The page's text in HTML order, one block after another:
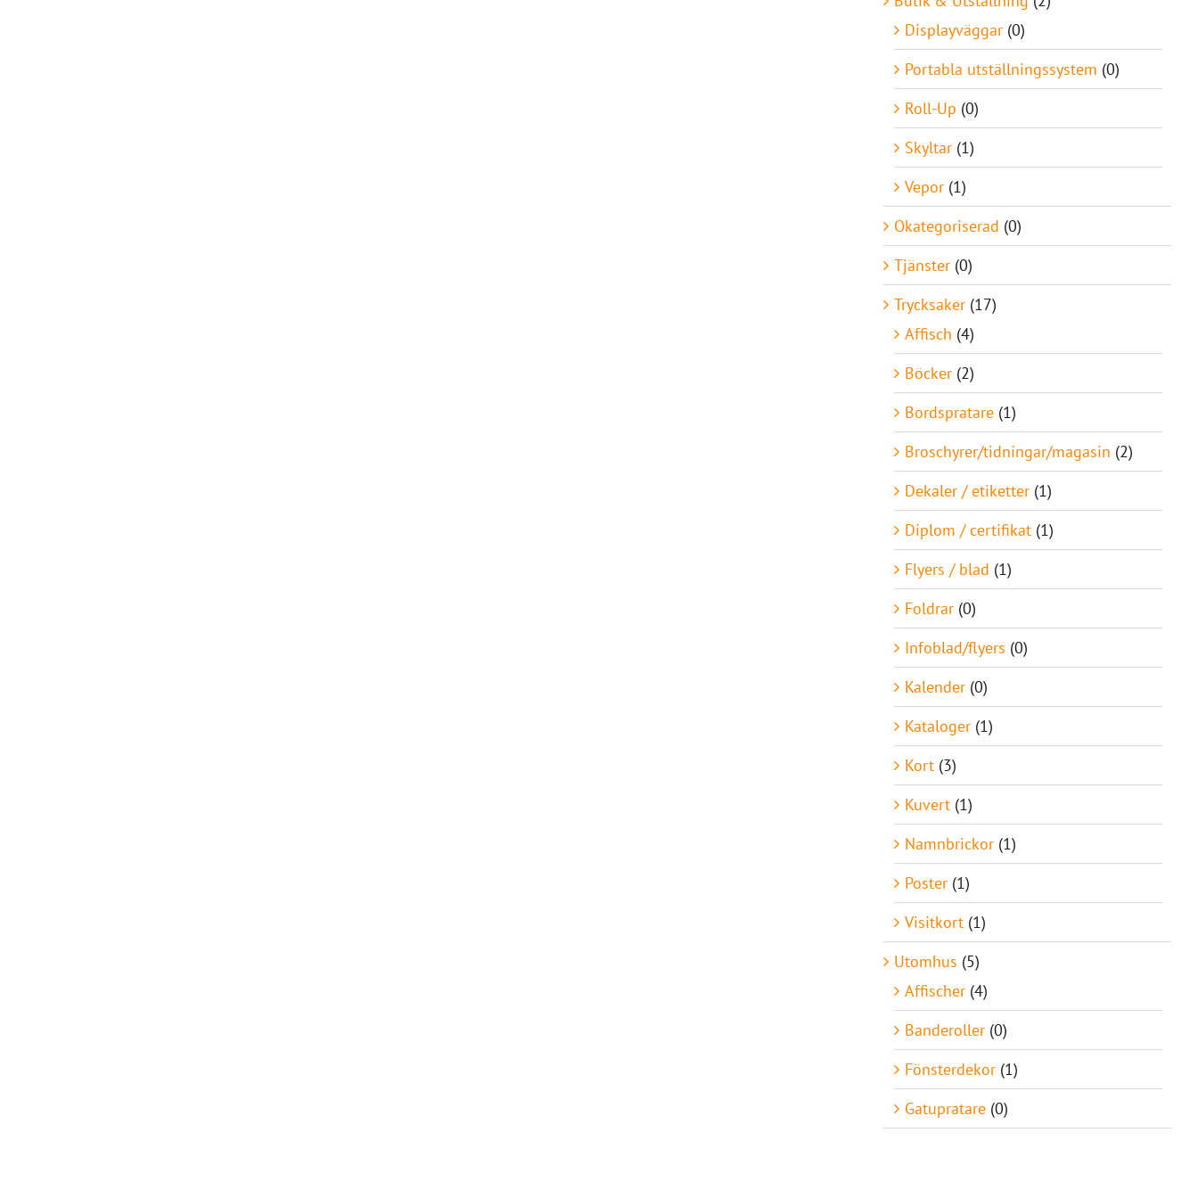
Displayväggar (0)
Portabla utställningssystem (0)
Roll-Up (0)
Skyltar (1)
Vepor (1)
Okategoriserad (0)
Tjänster (0)
Trycksaker (17)
Affisch (4)
Böcker (2)
Bordspratare (1)
Broschyrer/tidningar/magasin (2)
Dekaler / etiketter (1)
Diplom / certifikat (1)
Flyers / blad (1)
Foldrar (0)
Infoblad/flyers (0)
Kalender (0)
Kataloger (1)
Kort (3)
Kuvert (1)
Namnbrickor (1)
Poster (1)
Visitkort (1)
Utomhus (5)
Affischer (4)
Banderoller (0)
Fönsterdekor (1)
Gatupratare (0)